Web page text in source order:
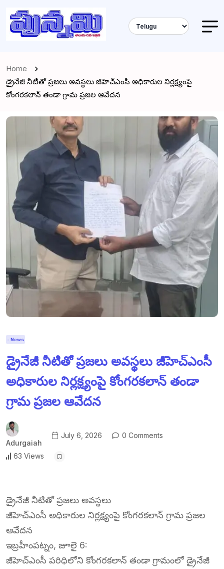
Home
డ్రైనేజీ నీటితో ప్రజలు అవస్థలు జీహెచ్ఎంసీ అధికారుల నిర్లక్ష్యంపై
కోంగరకలాన్ తండా గ్రామ ప్రజల ఆవేదన
- News
డ్రైనేజీ నీటితో ప్రజలు అవస్థలు జీహెచ్ఎంసీ
అధికారుల నిర్లక్ష్యంపై కోంగరకలాన్ తండా
గ్రామ ప్రజల ఆవేదన
Adurgaiah
July 6, 2026 0 Comments
63 Views
డ్రైనేజీ నీటితో ప్రజలు అవస్థలు
జీహెచ్ఎంసీ అధికారుల నిర్లక్ష్యంపై కోంగరకలాన్ గ్రామ ప్రజల
ఆవేదన
ఇబ్రహీంపట్నం, జూలై 6:
జీహెచ్ఎంసీ పరిధిలోని కోంగరకలాన్ తండా గ్రామంలో డ్రైనేజీ